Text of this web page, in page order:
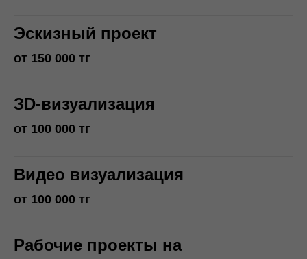
Эскизный проект
от 150 000 тг
ЗD-визуализация
от 100 000 тг
Видео визуализация
от 100 000 тг
Рабочие проекты на